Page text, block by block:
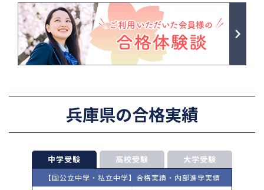
兵庫県の合格実績
中学受験 高校受験 大学受験
【国公立中学・私立中学】合格実績・内部進学実績